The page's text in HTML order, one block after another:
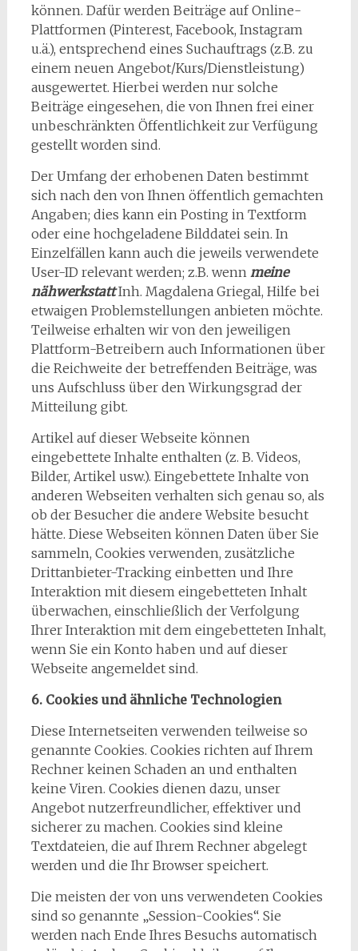
können. Dafür werden Beiträge auf Online-
Plattformen (Pinterest, Facebook, Instagram
u.ä.), entsprechend eines Suchauftrags (z.B. zu
einem neuen Angebot/Kurs/Dienstleistung)
ausgewertet. Hierbei werden nur solche
Beiträge eingesehen, die von Ihnen frei einer
unbeschränkten Öffentlichkeit zur Verfügung
gestellt worden sind.
Der Umfang der erhobenen Daten bestimmt
sich nach den von Ihnen öffentlich gemachten
Angaben; dies kann ein Posting in Textform
oder eine hochgeladene Bilddatei sein. In
Einzelfällen kann auch die jeweils verwendete
User-ID relevant werden; z.B. wenn meine
nähwerkstattInh. Magdalena Griegal, Hilfe bei
etwaigen Problemstellungen anbieten möchte.
Teilweise erhalten wir von den jeweiligen
Plattform-Betreibern auch Informationen über
die Reichweite der betreffenden Beiträge, was
uns Aufschluss über den Wirkungsgrad der
Mitteilung gibt.
Artikel auf dieser Webseite können
eingebettete Inhalte enthalten (z. B. Videos,
Bilder, Artikel usw.). Eingebettete Inhalte von
anderen Webseiten verhalten sich genau so, als
ob der Besucher die andere Website besucht
hätte. Diese Webseiten können Daten über Sie
sammeln, Cookies verwenden, zusätzliche
Drittanbieter-Tracking einbetten und Ihre
Interaktion mit diesem eingebetteten Inhalt
überwachen, einschließlich der Verfolgung
Ihrer Interaktion mit dem eingebetteten Inhalt,
wenn Sie ein Konto haben und auf dieser
Webseite angemeldet sind.
6. Cookies und ähnliche Technologien
Diese Internetseiten verwenden teilweise so
genannte Cookies. Cookies richten auf Ihrem
Rechner keinen Schaden an und enthalten
keine Viren. Cookies dienen dazu, unser
Angebot nutzerfreundlicher, effektiver und
sicherer zu machen. Cookies sind kleine
Textdateien, die auf Ihrem Rechner abgelegt
werden und die Ihr Browser speichert.
Die meisten der von uns verwendeten Cookies
sind so genannte „Session-Cookies“. Sie
werden nach Ende Ihres Besuchs automatisch